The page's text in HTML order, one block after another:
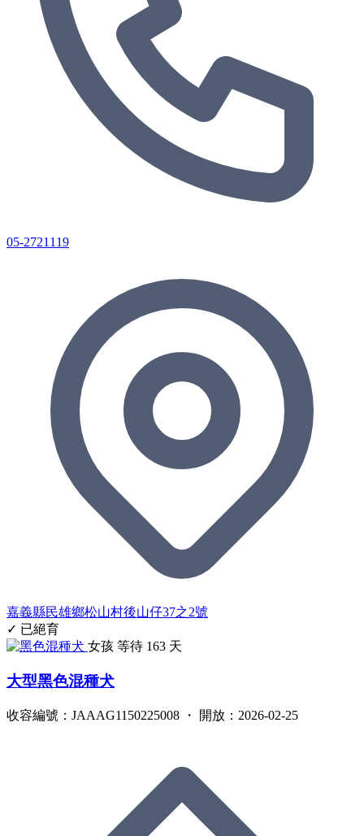
05-2721119
嘉義縣民雄鄉松山村後山仔37之2號
✓ 已絕育
女孩 等待 163 天
大型黑色混種犬
收容編號：JAAAG1150225008 ・ 開放：2026-02-25